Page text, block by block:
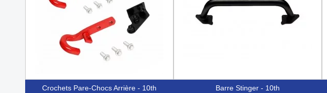
Crochets Pare-Chocs Arrière - 10th Barre Stinger - 10th